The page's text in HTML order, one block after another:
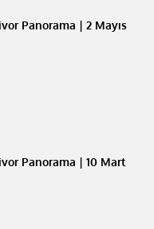
Panorama | 2 Mayıs
Panorama | 10 Mart